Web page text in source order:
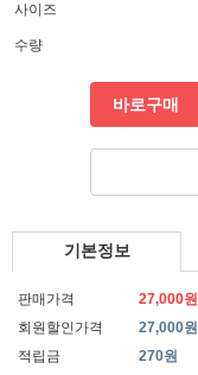
사이즈
수량
바로구매
기본정보
판매가격
27,000원
회원할인가격
27,000원
적립금
270원